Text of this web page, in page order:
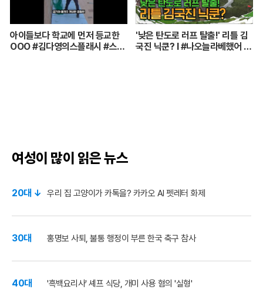
아이들보다 학교에 먼저 등교한
OOO #김다영의스플래시 #스브
'낮은 탄도로 러프 탈출!' 리틀 김
국진 닉쿤? I #나오늘라베했어 E
여성이 많이 읽은 뉴스
20대 ↓ 우리 집 고양이가 카톡을? 카카오 AI 펫레터 화제
30대 홍명보 사퇴, 불통 행정이 부른 한국 축구 참사
40대 '흑백요리사' 셰프 식당, 개미 사용 혐의 '실형'